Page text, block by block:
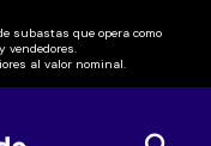
subastas que opera como
vendedores.
al valor nominal.